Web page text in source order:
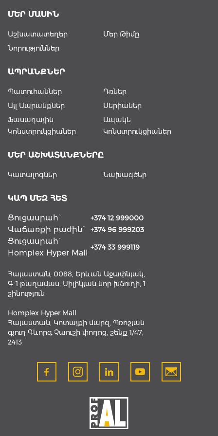
ՄԵՐ ՄԱՍԻՆ
Աշխատատեղեր
Մեր Թիմը
Նորություններ
ԱՊՐԱՆՔՆԵՐ
Պատուհաններ
Դռներ
Այլ Ապրանքներ
Սերիաներ
Ֆասադային
Կոնստրուկցիաներ
Ապակե
Կոնստրուկցիաներ
ՄԵՐ ԱՇԽԱՏԱՆՔՆԵՐԸ
Կատալոգներ Նախագծեր
ԿԱՊ ՄԵԶ ՀԵՏ
Ցուցասրահ` +374 12 999000
Վաճառքի բաժին` +374 96 999203
Ցուցասրահ`
Homplex Hyper Mall
+374 33 999119
Հայաստան, 0088, Երևան Աջափնյակ,
Գ-1 թաղամաս, Սիլիկյան նոր խճուղի, 1
շինություն
Homplex Hyper Mall
Հայաստան, Կոտայքի մարզ, Պռոշյան
գյուղ Գևորգ Չաուշի փողոց, շենք 1/47,
2413